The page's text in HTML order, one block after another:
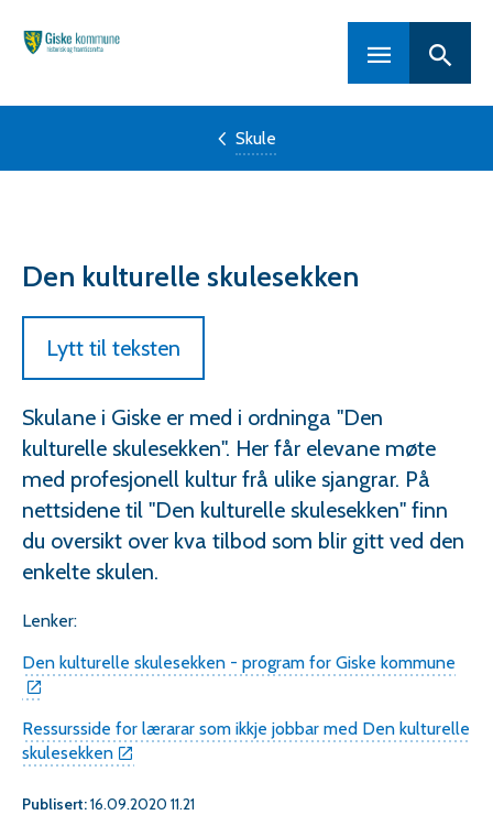
Skule
Den kulturelle skulesekken
Lytt til teksten
Skulane i Giske er med i ordninga "Den
kulturelle skulesekken". Her får elevane møte
med profesjonell kultur frå ulike sjangrar. På
nettsidene til "Den kulturelle skulesekken" finn
du oversikt over kva tilbod som blir gitt ved den
enkelte skulen.
Lenker:
Den kulturelle skulesekken - program for Giske kommune
Ressursside for lærarar som ikkje jobbar med Den kulturelle
skulesekken
Publisert 16.09.2020 11.21